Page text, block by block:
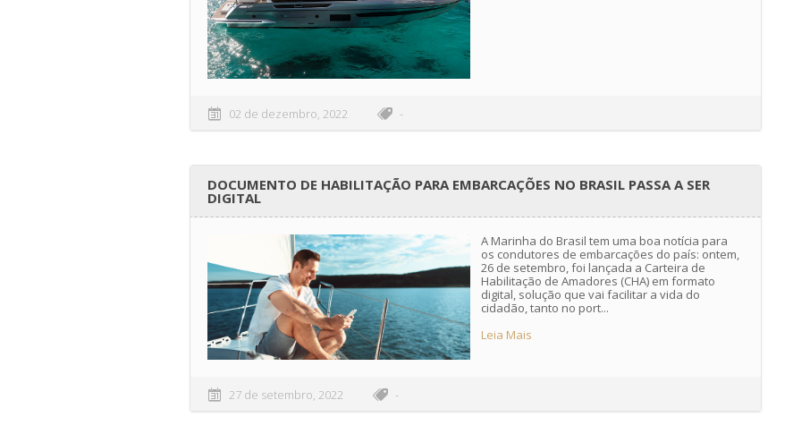
02 de dezembro, 2022 -
DOCUMENTO DE HABILITAÇÃO PARA EMBARCAÇÕES NO BRASIL PASSA A SER
DIGITAL
A Marinha do Brasil tem uma boa notícia para
os condutores de embarcações do país: ontem,
26 de setembro, foi lançada a Carteira de
Habilitação de Amadores (CHA) em formato
digital, solução que vai facilitar a vida do
cidadão, tanto no port...
Leia Mais
27 de setembro, 2022 -